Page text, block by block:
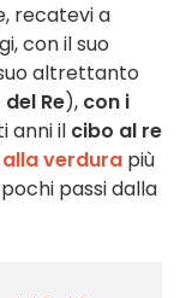
recatevi a
con il suo
altrettanto
Re), con i
anni il cibo al re
verdura più
passi dalla